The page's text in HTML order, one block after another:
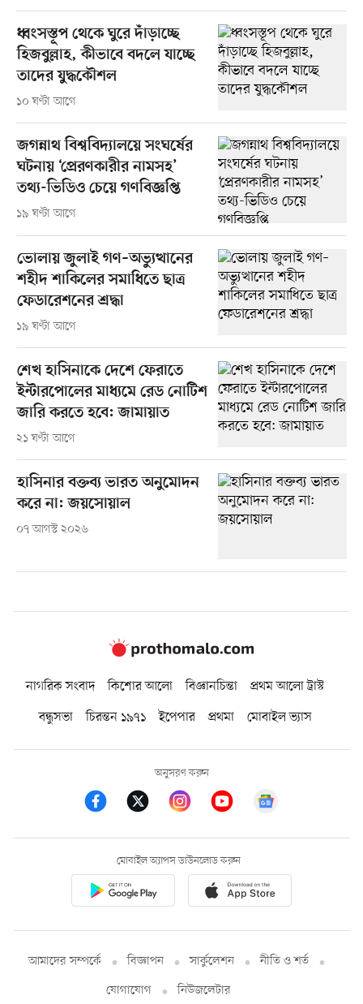
ধ্বংসস্তূপ থেকে ঘুরে দাঁড়াচ্ছে
হিজবুল্লাহ, কীভাবে বদলে যাচ্ছে
তাদের যুদ্ধকৌশল
১০ ঘণ্টা আগে
জগন্নাথ বিশ্ববিদ্যালয়ে সংঘর্ষের
ঘটনায় ‘প্রেরণকারীর নামসহ’
তথ্য-ভিডিও চেয়ে গণবিজ্ঞপ্তি
১৯ ঘণ্টা আগে
ভোলায় জুলাই গণ–অভ্যুত্থানের
শহীদ শাকিলের সমাধিতে ছাত্র
ফেডারেশনের শ্রদ্ধা
১৯ ঘণ্টা আগে
শেখ হাসিনাকে দেশে ফেরাতে
ইন্টারপোলের মাধ্যমে রেড নোটিশ
জারি করতে হবে: জামায়াত
২১ ঘণ্টা আগে
হাসিনার বক্তব্য ভারত অনুমোদন
করে না: জয়সোয়াল
০৭ আগস্ট ২০২৬
নাগরিক সংবাদ কিশোর আলো বিজ্ঞানচিন্তা
প্রথম আলো ট্রাস্ট
বন্ধুসভা
চিরন্তন ১৯৭১ ইপেপার প্রথমা মোবাইল ভ্যাস
অনুসরণ করুন
মোবাইল অ্যাপস ডাউনলোড করুন
আমাদের সম্পর্কে বিজ্ঞাপন সার্কুলেশন
নীতি ও শর্ত
যোগাযোগ
নিউজলেটার